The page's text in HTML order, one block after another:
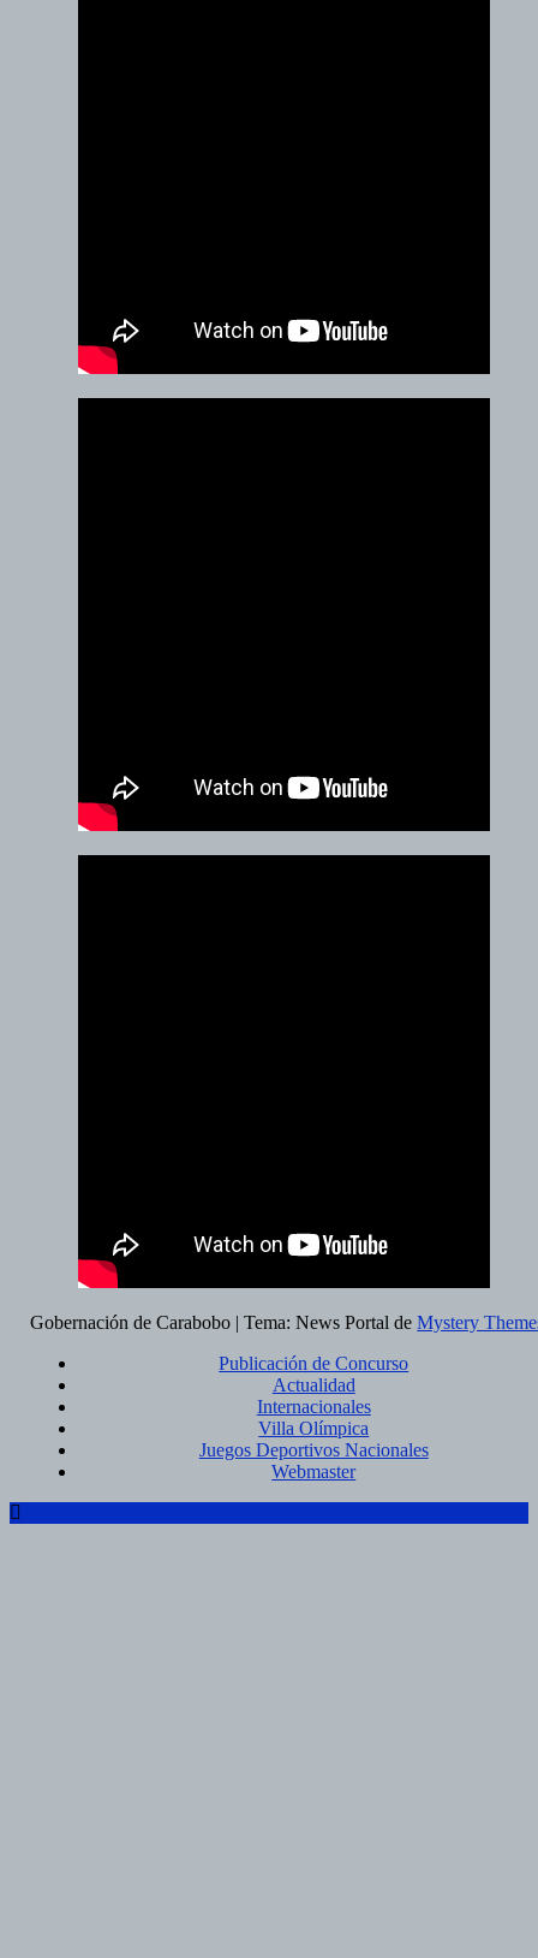
Gobernación de Carabobo |Tema: News Portal deMystery
Publicación de Concurso
Actualidad
Internacionales
Villa Olímpica
Juegos Deportivos Nacionales
Webmaster